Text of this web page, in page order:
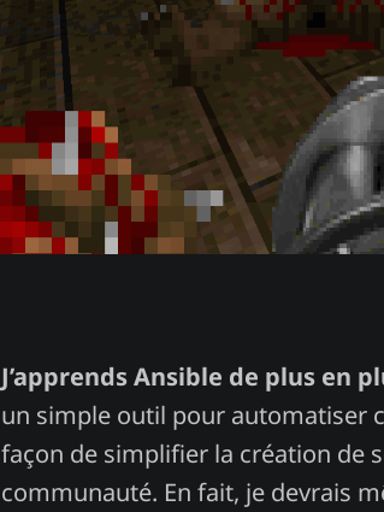
J’apprends Ansible de plus en
un simple outil pour automatiser
façon de simplifier la création de
communauté. En fait, je devrais